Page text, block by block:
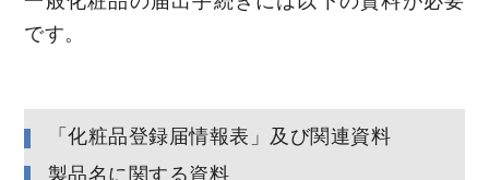
です。
「化粧品登録届情報表」及び関連資料
製品名に関する資料